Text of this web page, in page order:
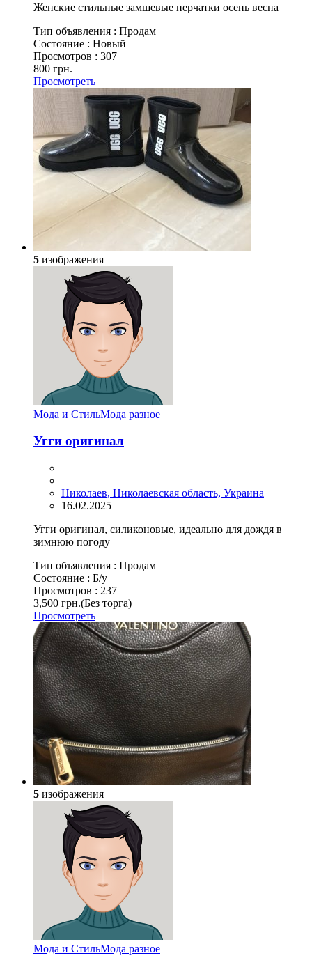
Женские стильные замшевые перчатки осень весна
Тип объявления : Продам
Состояние : Новый
Просмотров : 307
800 грн.
Просмотреть
5 изображения
Мода и СтильМода разное
Угги оригинал
Николаев, Николаевская область, Украина
16.02.2025
Угги оригинал, силиконовые, идеально для дождя в
зимнюю погоду
Тип объявления : Продам
Состояние : Б/у
Просмотров : 237
3,500 грн.(Без торга)
Просмотреть
5 изображения
Мода и СтильМода разное